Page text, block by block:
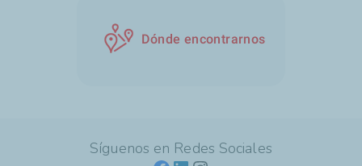
Dónde encontrarnos
Síguenos en Redes Sociales